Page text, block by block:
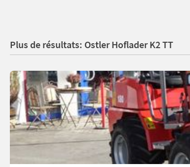
Plus de résultats: Ostler Hoflader K2 TT